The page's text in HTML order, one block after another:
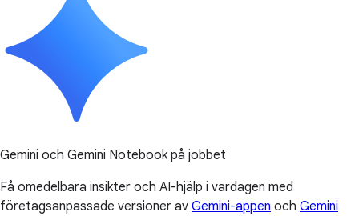
Gemini och Gemini Notebook på jobbet
Få omedelbara insikter och AI-hjälp i vardagen med
företagsanpassade versioner av Gemini-appen och Gemini